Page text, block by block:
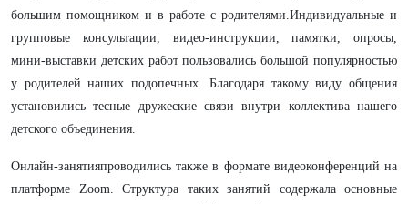
большим помощником и в работе с родителями.Индивидуальные и
групповые консультации, видео-инструкции, памятки, опросы,
мини-выставки детских работ пользовались большой популярностью
у родителей наших подопечных. Благодаря такому виду общения
установились тесные дружеские связи внутри коллектива нашего
детского объединения.
Онлайн-занятияпроводились также в формате видеоконференций на
платформе Zoom. Структура таких занятий содержала основные